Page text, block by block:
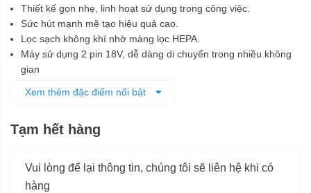
Thiết kế gọn nhẹ, linh hoạt sử dụng trong công việc.
Sức hút mạnh mẽ tạo hiệu quả cao.
Lọc sạch không khí nhờ màng lọc HEPA.
Máy sử dụng 2 pin 18V, dễ dàng di chuyển trong nhiều không
gian
Động cơ không chổi than, giúp máy vận hành mạnh mẽ, lâu
Xem thêm đặc điểm nổi bật
Tạm hết hàng
Vui lòng để lại thông tin, chúng tôi sẽ liên hệ khi có
hàng